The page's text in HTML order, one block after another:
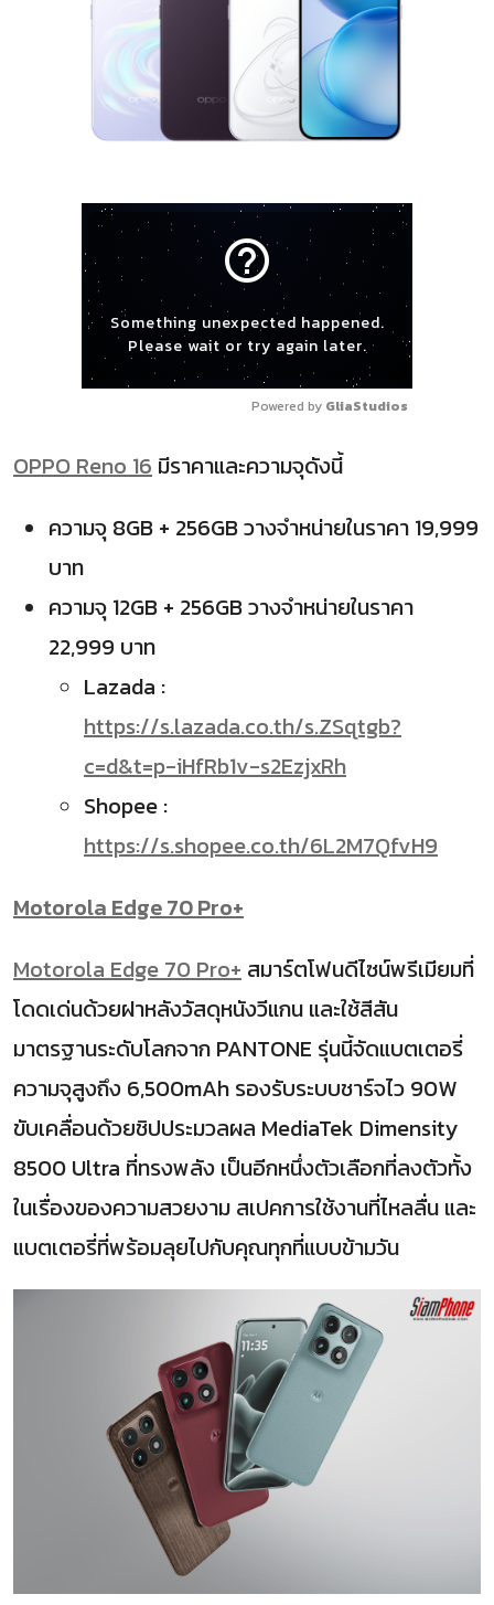
help_outline
Something unexpected happened.
Please wait or try again later.
Powered by GliaStudios
OPPO Reno 16 มีราคาและความจุดังนี้
ความจุ 8GB + 256GB วางจำหน่ายในราคา 19,999
บาท
ความจุ 12GB + 256GB วางจำหน่ายในราคา
22,999 บาท
Lazada :
https://s.lazada.co.th/s.ZSqtgb?
c=d&t=p-iHfRb1v-s2EzjxRh
Shopee :
https://s.shopee.co.th/6L2M7QfvH9
Motorola Edge 70 Pro+
Motorola Edge 70 Pro+ สมาร์ตโฟนดีไซน์พรีเมียมที่
โดดเด่นด้วยฝาหลังวัสดุหนังวีแกน และใช้สีสัน
มาตรฐานระดับโลกจาก PANTONE รุ่นนี้จัดแบตเตอรี่
ความจุสูงถึง 6,500mAh รองรับระบบชาร์จไว 90W
ขับเคลื่อนด้วยชิปประมวลผล MediaTek Dimensity
8500 Ultra ที่ทรงพลัง เป็นอีกหนึ่งตัวเลือกที่ลงตัวทั้ง
ในเรื่องของความสวยงาม สเปคการใช้งานที่ไหลลื่น และ
แบตเตอรี่ที่พร้อมลุยไปกับคุณทุกที่แบบข้ามวัน